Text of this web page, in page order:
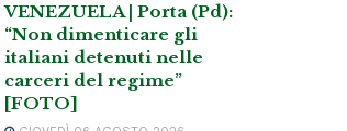
VENEZUELA | Porta (Pd):
“Non dimenticare gli
italiani detenuti nelle
carceri del regime”
[FOTO]